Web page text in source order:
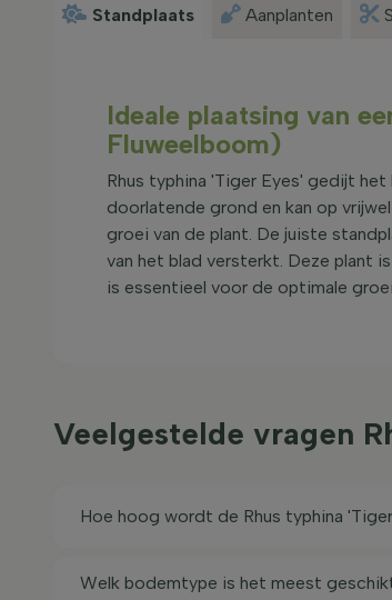
Standplaats Aanplanten
Ideale plaatsing van
Fluweelboom)
Rhus typhina 'Tiger Eyes' gedijt
doorlatende grond en kan op
groei van de plant. De juiste
van het blad versterkt. Deze plant
is essentieel voor de optimale
Veelgestelde vragen
Hoe hoog wordt de Rhus typhina
Welk bodemtype is het meest